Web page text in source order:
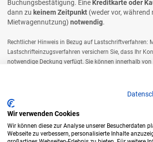
Buchungsbestätigung. Eine Kreditkarte oder
dann zu keinem Zeitpunkt (weder vor, während
Mietwagennutzung) notwendig.
Rechtlicher Hinweis in Bezug auf Lastschriftverfahren:
Lastschrifteinzugsverfahren versichern Sie, dass Ihr
notwendige Deckung verfügt. Sie können innerhalb von
Impressum & Kontakt
Wir verwenden Cookies
Wir können diese zur Analyse unserer Besucherdaten
Webseite zu verbessern, personalisierte Inhalte